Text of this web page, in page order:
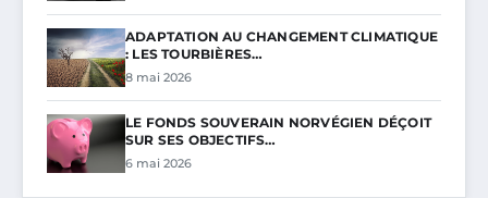
ADAPTATION AU CHANGEMENT CLIMATIQUE
: LES TOURBIÈRES…
8 mai 2026
LE FONDS SOUVERAIN NORVÉGIEN DÉÇOIT
SUR SES OBJECTIFS…
6 mai 2026